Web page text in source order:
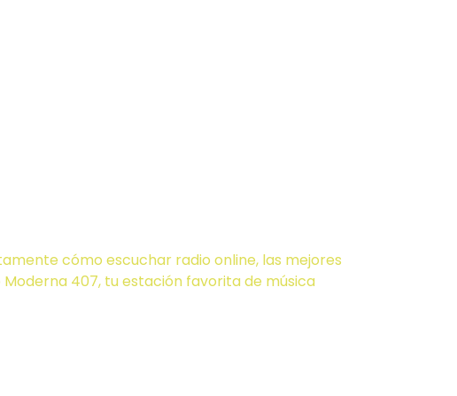
cómo escuchar radio online, las mejores
407, tu estación favorita de música